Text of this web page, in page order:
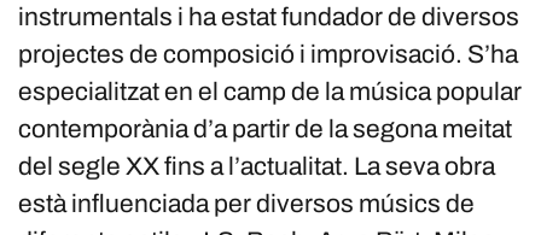
instrumentals i ha estat fundador de diversos
projectes de composició i improvisació. S’ha
especialitzat en el camp de la música popular
contemporània d’a partir de la segona meitat
del segle XX fins a l’actualitat. La seva obra
està influenciada per diversos músics de